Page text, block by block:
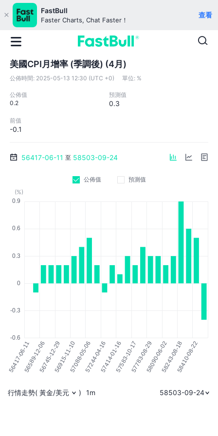
FastBull
Faster Charts, Chat Faster！
查看
美國CPI月增率 (季調後) (4月)
公佈時間: 2025-05-13 12:30 (UTC +0) 單位: %
公佈值
0.2
預測值
0.3
前值
-0.1
56417-06-11 至 58503-09-24
公佈值
預測值
(%)
行情走勢( 黃金/美元 ) 1m 58503-09-24